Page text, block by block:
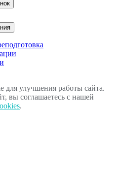
улучшения работы сайта.
вы соглашаетесь с нашей
.